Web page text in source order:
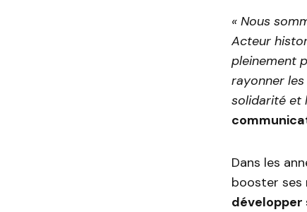
« Nous
Acteur
pleinement
rayonner
solidarité et
Dans les
booster ses
développer